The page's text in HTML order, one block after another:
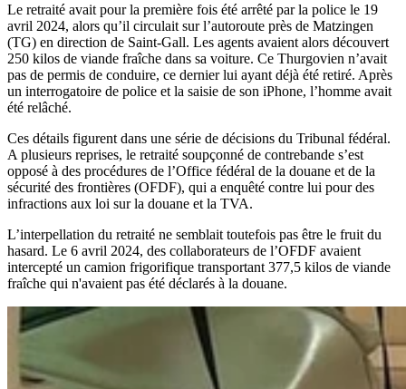
Le retraité avait pour la première fois été arrêté par la police le 19
avril 2024, alors qu’il circulait sur l’autoroute près de Matzingen
(TG) en direction de Saint-Gall. Les agents avaient alors découvert
250 kilos de viande fraîche dans sa voiture. Ce Thurgovien n’avait
pas de permis de conduire, ce dernier lui ayant déjà été retiré. Après
un interrogatoire de police et la saisie de son iPhone, l’homme avait
été relâché.
Ces détails figurent dans une série de décisions du Tribunal fédéral.
A plusieurs reprises, le retraité soupçonné de contrebande s’est
opposé à des procédures de l’Office fédéral de la douane et de la
sécurité des frontières (OFDF), qui a enquêté contre lui pour des
infractions aux loi sur la douane et la TVA.
L’interpellation du retraité ne semblait toutefois pas être le fruit du
hasard. Le 6 avril 2024, des collaborateurs de l’OFDF avaient
intercepté un camion frigorifique transportant 377,5 kilos de viande
fraîche qui n'avaient pas été déclarés à la douane.